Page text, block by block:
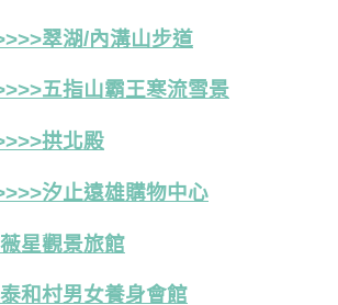
翠湖/內溝山步道
五指山霸王寒流雪景
拱北殿
汐止遠雄購物中心
星觀景旅館
和村男女養身會館